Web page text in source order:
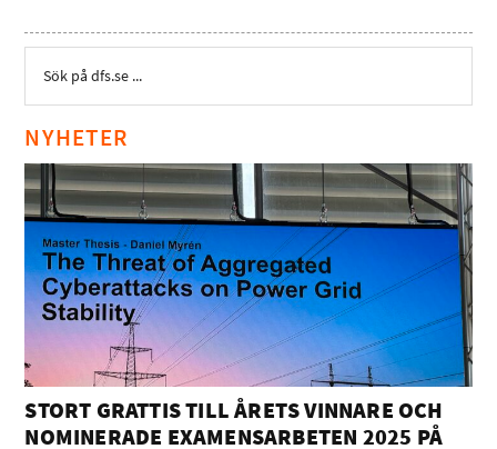
NYHETER
STORT GRATTIS TILL ÅRETS VINNARE OCH
NOMINERADE EXAMENSARBETEN 2025 PÅ